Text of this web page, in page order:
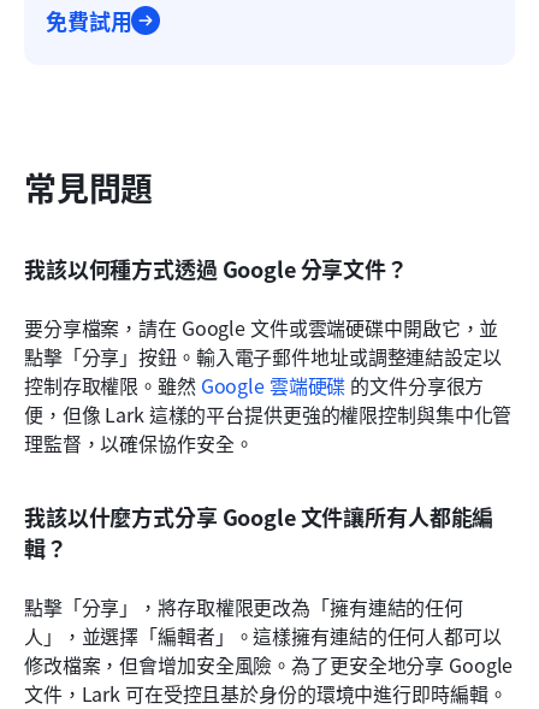
免費試用
常見問題
我該以何種方式透過 Google 分享文件？
要分享檔案，請在 Google 文件或雲端硬碟中開啟它，並
點擊「分享」按鈕。輸入電子郵件地址或調整連結設定以
控制存取權限。雖然 Google 雲端硬碟 的文件分享很方
便，但像 Lark 這樣的平台提供更強的權限控制與集中化管
理監督，以確保協作安全。
我該以什麼方式分享 Google 文件讓所有人都能編
輯？
點擊「分享」，將存取權限更改為「擁有連結的任何
人」，並選擇「編輯者」。這樣擁有連結的任何人都可以
修改檔案，但會增加安全風險。為了更安全地分享 Google
文件，Lark 可在受控且基於身份的環境中進行即時編輯。